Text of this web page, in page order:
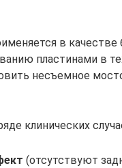
в
пластинами в
несъемное
клинических
(отсутствуют